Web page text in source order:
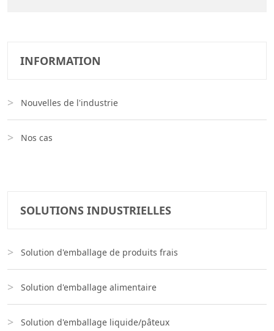
INFORMATION
Nouvelles de l'industrie
Nos cas
SOLUTIONS INDUSTRIELLES
Solution d'emballage de produits frais
Solution d'emballage alimentaire
Solution d'emballage liquide/pâteux